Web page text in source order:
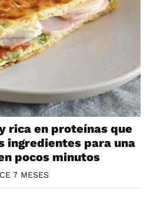
rica en proteínas que
ingredientes para una
pocos minutos
7 MESES